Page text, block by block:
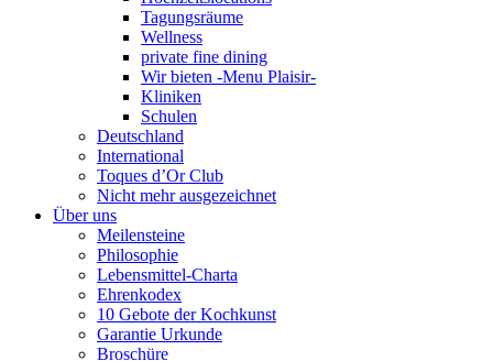
Tagungsräume
Wellness
private fine dining
Wir bieten -Menu Plaisir-
Kliniken
Schulen
Deutschland
International
Toques d’Or Club
Nicht mehr ausgezeichnet
Über uns
Meilensteine
Philosophie
Lebensmittel-Charta
Ehrenkodex
10 Gebote der Kochkunst
Garantie Urkunde
Broschüre